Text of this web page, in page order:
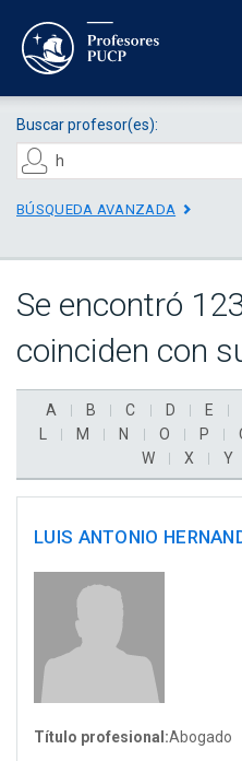
Buscar profesor(es):
BÚSQUEDA AVANZADA
Se encontró
coinciden con
A B C D E
M N O P
W
X Y
LUIS ANTONIO
Título profesional:Abogado